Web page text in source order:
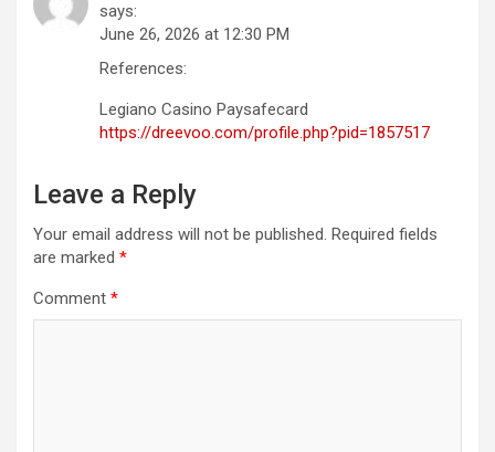
says:
June 26, 2026 at 12:30 PM
References:
Legiano Casino Paysafecard
https://dreevoo.com/profile.php?pid=1857517
Leave a Reply
Your email address will not be published. Required fields
are marked *
Comment *